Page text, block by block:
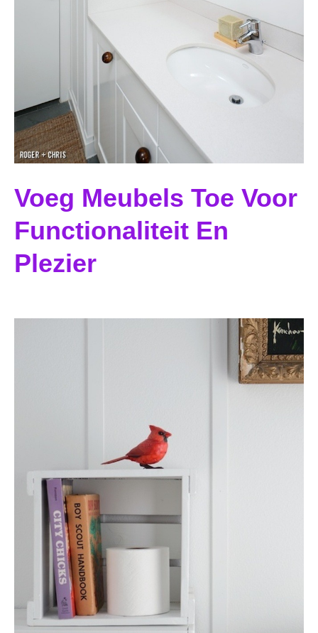
Voeg Meubels Toe Voor
Functionaliteit En
Plezier